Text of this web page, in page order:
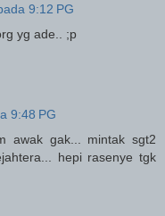
9:12 PG
yg ade.. ;p
9:48 PG
awak gak... mintak sgt2
hepi rasenye tgk